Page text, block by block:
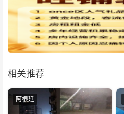
相关推荐
阿根廷